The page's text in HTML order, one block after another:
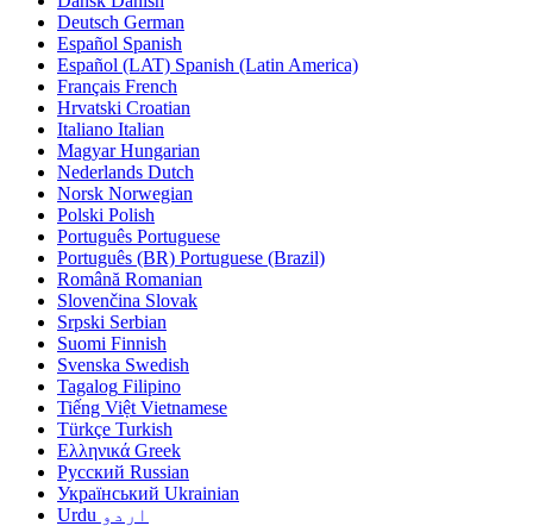
Deutsch German
Español Spanish
Español (LAT) Spanish (Latin America)
Français French
Hrvatski Croatian
Italiano Italian
Magyar Hungarian
Nederlands Dutch
Norsk Norwegian
Polski Polish
Português Portuguese
Português (BR) Portuguese (Brazil)
Română Romanian
Slovenčina Slovak
Srpski Serbian
Suomi Finnish
Svenska Swedish
Tagalog Filipino
Tiếng Việt Vietnamese
Türkçe Turkish
Ελληνικά Greek
Русский Russian
Український Ukrainian
اردو Urdu